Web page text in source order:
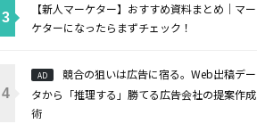
【新人マーケター】おすすめ資料まとめ｜マー
ケターになったらまずチェック！
AD
競合の狙いは広告に宿る。Web出稿デー
タから「推理する」勝てる広告会社の提案作成
術